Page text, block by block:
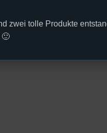
zwei tolle Produkte
🙂